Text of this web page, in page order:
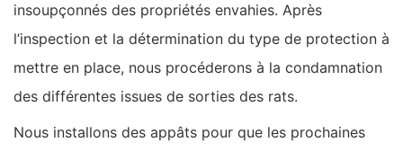
insoupçonnés des propriétés envahies. Après
l’inspection et la détermination du type de protection à
mettre en place, nous procéderons à la condamnation
des différentes issues de sorties des rats.
Nous installons des appâts pour que les prochaines